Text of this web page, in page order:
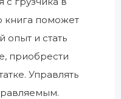
книга поможет
опыт и стать
приобрести
Управлять